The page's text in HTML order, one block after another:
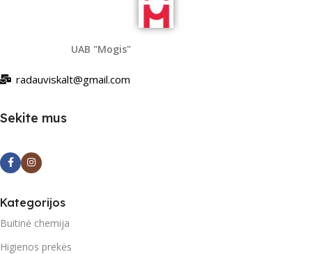
UAB "Mogis"
radauviskalt@gmail.com
Sekite mus
Kategorijos
Buitinė chemija
Higienos prekės